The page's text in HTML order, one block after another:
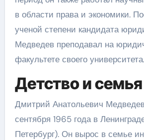
в области права и экономики.
ученой степени кандидата
Медведев преподавал на
факультете своего университета.
Детство и семья
Дмитрий Анатольевич
сентября 1965 года в
Петербург). Он вырос в семье